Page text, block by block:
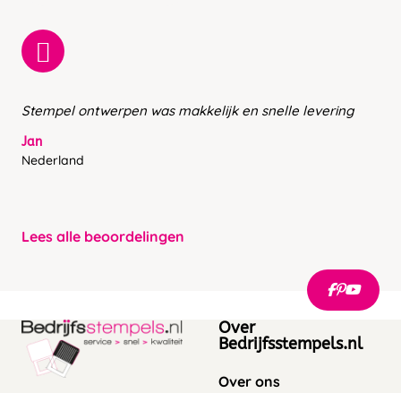
Stempel ontwerpen was makkelijk en snelle levering
Jan
Nederland
Lees alle beoordelingen
Over
Bedrijfsstempels.nl
Over ons